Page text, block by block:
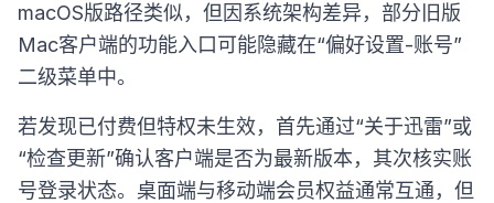
macOS版路径类似，但因系统架构差异，部分旧版
Mac客户端的功能入口可能隐藏在“偏好设置-账号”
二级菜单中。
若发现已付费但特权未生效，首先通过“关于迅雷”或
“检查更新”确认客户端是否为最新版本，其次核实账
号登录状态。桌面端与移动端会员权益通常互通，但